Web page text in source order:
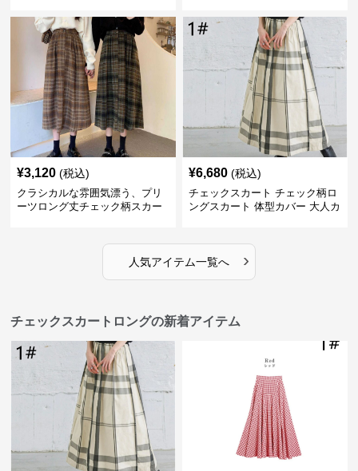
¥3,120 (税込)
クラシカルな雰囲気漂う、プリ
ーツロング丈チェック柄スカー
¥6,680 (税込)
チェックスカート チェック柄ロ
ングスカート 体型カバー 大人カ
人気アイテム一覧へ ›
チェックスカートロングの新着アイテム